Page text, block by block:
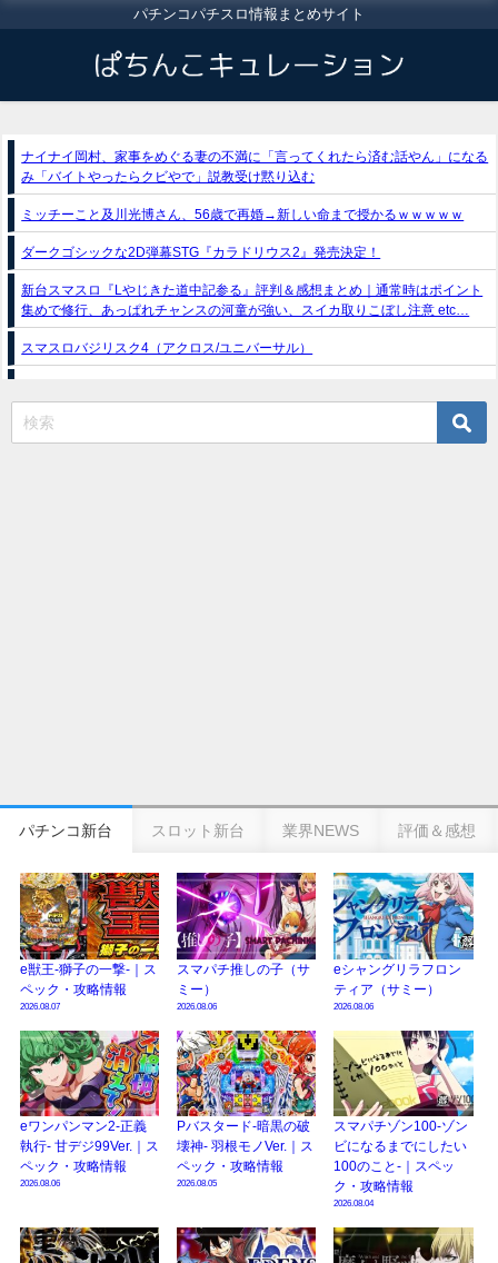
パチンコパチスロ情報まとめサイト
ナイナイ岡村、家事をめぐる妻の不満に「言ってくれたら済む話やん」になる
み「バイトやったらクビやで」説教受け黙り込む
ミッチーこと及川光博さん、56歳で再婚→新しい命まで授かるｗｗｗｗｗ
ダークゴシックな2D弾幕STG『カラドリウス2』発売決定！
新台スマスロ『Lやじきた道中記参る』評判＆感想まとめ｜通常時はポイント
集めで修行、あっぱれチャンスの河童が強い、スイカ取りこぼし注意 etc…
スマスロバジリスク4（アクロス/ユニバーサル）
新台パチンコ『e魔女と野獣』公式PV動画｜LT直行型399帯、運命分岐から上
乗せループ「（超）BEAST ATTACK」を狙え！
パチンコ新台 スロット新台 業界NEWS 評価＆感想
e獣王-獅子の一撃-｜ス
ペック・攻略情報
2026.08.07
スマパチ推しの子（サ
ミー）
2026.08.06
eシャングリラフロン
ティア（サミー）
2026.08.06
eワンパンマン2-正義
執行- 甘デジ99Ver.｜ス
ペック・攻略情報
2026.08.06
Pバスタード-暗黒の破
壊神- 羽根モノVer.｜ス
ペック・攻略情報
2026.08.05
スマパチゾン100-ゾン
ビになるまでにしたい
100のこと-｜スペッ
ク・攻略情報
2026.08.04